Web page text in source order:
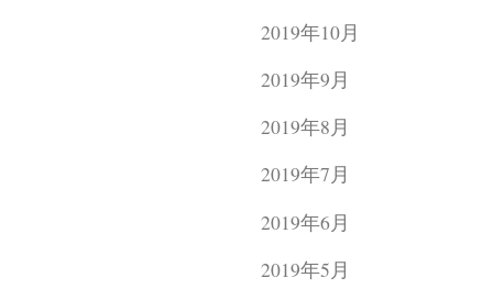
2019年10月
2019年9月
2019年8月
2019年7月
2019年6月
2019年5月